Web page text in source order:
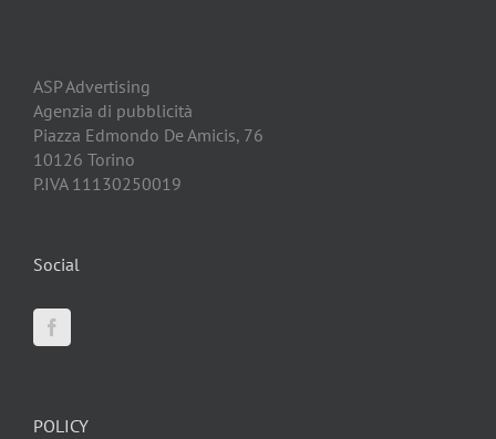
ASP Advertising
Agenzia di pubblicità
Piazza Edmondo De Amicis, 76
10126 Torino
P.IVA 11130250019
Social
POLICY